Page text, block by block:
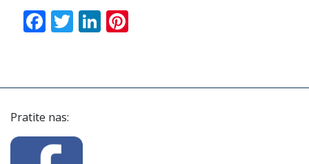
Facebook
TwitterLinkedIn
Pratite nas: